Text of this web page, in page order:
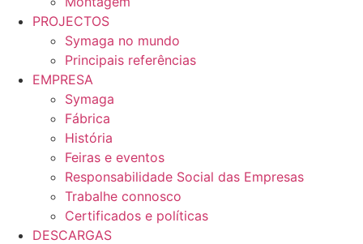
PROJECTOS
Symaga no mundo
Principais referências
EMPRESA
Symaga
Fábrica
História
Feiras e eventos
Responsabilidade Social das Empresas
Trabalhe connosco
Certificados e políticas
DESCARGAS